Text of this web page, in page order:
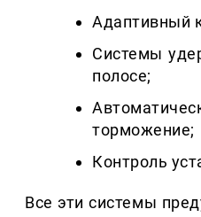
Адаптивный
Системы
полосе;
торможение;
Контроль
Все эти системы